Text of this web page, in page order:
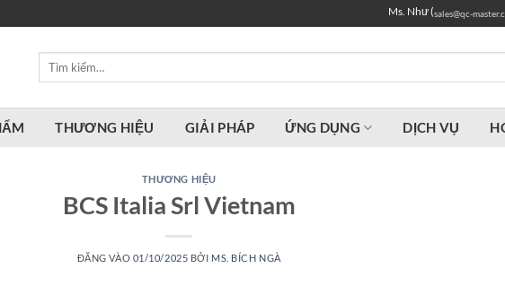
Ms. Như (sales@qc-
Tìm
THƯƠNG HIỆU GIẢI PHÁP ỨNG DỤNG DỊCH VỤ
THƯƠNG HIỆU
BCS Italia Srl Vietnam
ĐĂNG VÀO 01/10/2025 BỞI MS. BÍCH NGÀ